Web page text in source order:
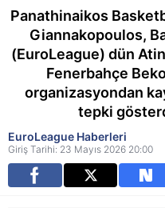
Panathinaikos
Giannakopoulos,
(EuroLeague) dün
Fenerbahçe
organizasyondan
tepki
EuroLeague Haberleri
Giriş Tarihi: 23 Mayıs 2026 20:00